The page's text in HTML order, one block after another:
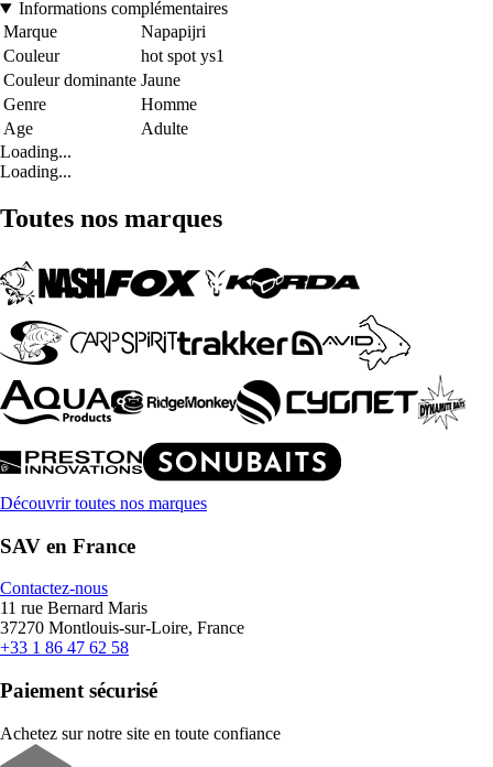
Informations complémentaires
Marque
Napapijri
Couleur
hot spot ys1
Couleur dominante Jaune
Genre
Homme
Age
Adulte
Loading...
Loading...
Toutes nos marques
Découvrir toutes nos marques
SAV en France
Contactez-nous
11 rue Bernard Maris
37270 Montlouis-sur-Loire, France
+33 1 86 47 62 58
Paiement sécurisé
Achetez sur notre site en toute confiance